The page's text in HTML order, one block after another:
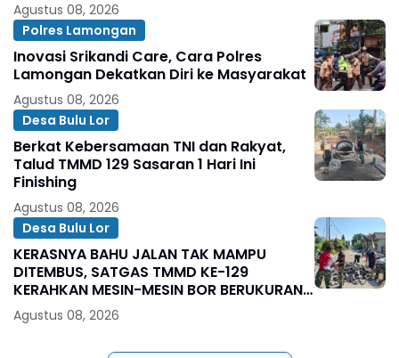
Agustus 08, 2026
Polres Lamongan
Inovasi Srikandi Care, Cara Polres
Lamongan Dekatkan Diri ke Masyarakat
Agustus 08, 2026
Desa Bulu Lor
Berkat Kebersamaan TNI dan Rakyat,
Talud TMMD 129 Sasaran 1 Hari Ini
Finishing
Agustus 08, 2026
Desa Bulu Lor
KERASNYA BAHU JALAN TAK MAMPU
DITEMBUS, SATGAS TMMD KE-129
KERAHKAN MESIN-MESIN BOR BERUKURAN
BESAR
Agustus 08, 2026